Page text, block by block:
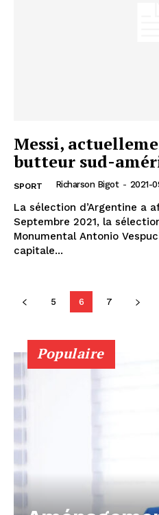
Messi,
butteur sud-
SPORT Richarson Bigot - 2021-
La sélection d’Argentine a
Septembre 2021, la
Monumental Antonio
capitale...
5 6 7
Populaire